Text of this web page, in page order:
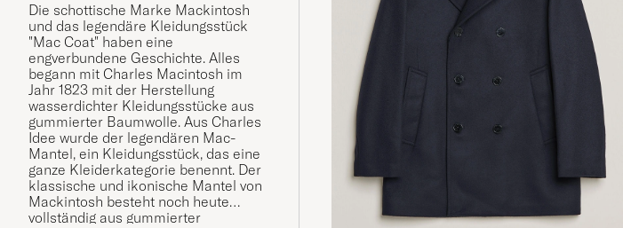
Die schottische Marke Mackintosh
und das legendäre Kleidungsstück
"Mac Coat" haben eine
engverbundene Geschichte. Alles
begann mit Charles Macintosh im
Jahr 1823 mit der Herstellung
wasserdichter Kleidungsstücke aus
gummierter Baumwolle. Aus Charles
Idee wurde der legendären Mac-
Mantel, ein Kleidungsstück, das eine
ganze Kleiderkategorie benennt. Der
klassische und ikonische Mantel von
Mackintosh besteht noch heute
vollständig aus gummierter